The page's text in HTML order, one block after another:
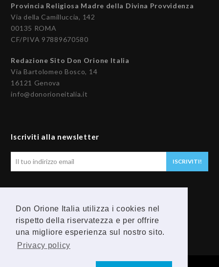
Don Orione Italia utilizza i cookies nel
rispetto della riservatezza e per offrire
una migliore esperienza sul nostro sito.
Privacy policy
Provincia Religiosa Madre della Divina Provvidenza
Via della Camilluccia, 142
00135 ROMA
CF/PIVA 97889670580
Redazione Sito Don Orione Italia
Via Bartolomeo Bosco, 14
16121 Genova
info@donorioneitalia.it
Iscriviti alla newsletter
ISCRIVITI!
F
a
Y
o